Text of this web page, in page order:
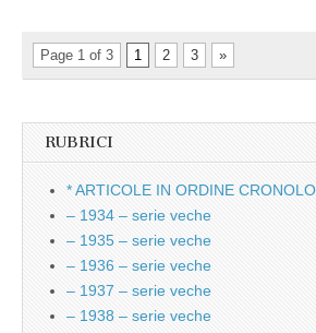
Page 1 of 3 1 2 3 »
RUBRICI
* ARTICOLE IN ORDINE
– 1934 – serie veche
– 1935 – serie veche
– 1936 – serie veche
– 1937 – serie veche
– 1938 – serie veche